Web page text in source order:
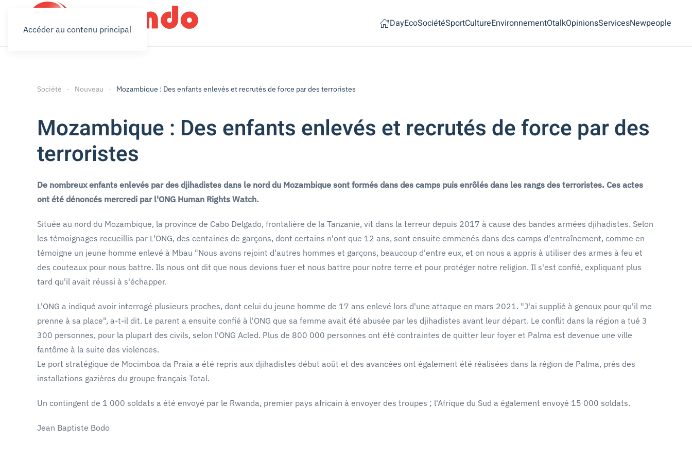
Accéder au contenu principal DayEcoSociétéSportCultureEnvironnementOtalkOpinionsServicesNewpeople
Société Nouveau Mozambique : Des enfants enlevés et recrutés de force par des terroristes
Mozambique : Des enfants enlevés et recrutés de force par des
terroristes
De nombreux enfants enlevés par des djihadistes dans le nord du Mozambique sont formés dans des camps puis enrôlés dans les rangs des terroristes. Ces actes
ont été dénoncés mercredi par l'ONG Human Rights Watch.
Située au nord du Mozambique, la province de Cabo Delgado, frontalière de la Tanzanie, vit dans la terreur depuis 2017 à cause des bandes armées djihadistes. Selon
les témoignages recueillis par L'ONG, des centaines de garçons, dont certains n'ont que 12 ans, sont ensuite emmenés dans des camps d'entraînement, comme en
témoigne un jeune homme enlevé à Mbau "Nous avons rejoint d'autres hommes et garçons, beaucoup d'entre eux, et on nous a appris à utiliser des armes à feu et
des couteaux pour nous battre. Ils nous ont dit que nous devions tuer et nous battre pour notre terre et pour protéger notre religion. Il s'est confié, expliquant plus
tard qu'il avait réussi à s'échapper.
L'ONG a indiqué avoir interrogé plusieurs proches, dont celui du jeune homme de 17 ans enlevé lors d'une attaque en mars 2021. "J'ai supplié à genoux pour qu'il me
prenne à sa place", a-t-il dit. Le parent a ensuite confié à l'ONG que sa femme avait été abusée par les djihadistes avant leur départ. Le conflit dans la région a tué 3
300 personnes, pour la plupart des civils, selon l'ONG Acled. Plus de 800 000 personnes ont été contraintes de quitter leur foyer et Palma est devenue une ville
fantôme à la suite des violences.
Le port stratégique de Mocimboa da Praia a été repris aux djihadistes début août et des avancées ont également été réalisées dans la région de Palma, près des
installations gazières du groupe français Total.
Un contingent de 1 000 soldats a été envoyé par le Rwanda, premier pays africain à envoyer des troupes ; l'Afrique du Sud a également envoyé 15 000 soldats.
Jean Baptiste Bodo